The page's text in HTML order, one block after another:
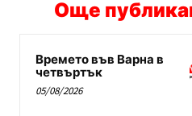
Още
Времето във Варна в
четвъртък
05/08/2026